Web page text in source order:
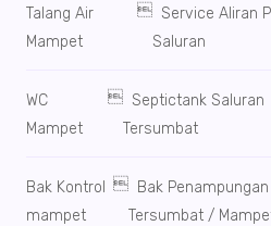
Talang Air
Mampet
Service Aliran
Saluran
WC
Mampet
 Septictank Saluran
Tersumbat
Bak Kontrol
mampet
 Bak
Tersumbat /